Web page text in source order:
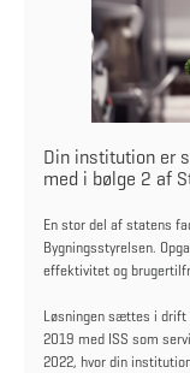
Din institution er
med i bølge 2 af
En stor del af statens
Bygningsstyrelsen.
effektivitet og
Løsningen sættes i drift
2019 med ISS som
2022, hvor din